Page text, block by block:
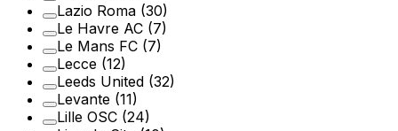
Lazio Roma (30)
Le Havre AC (7)
Le Mans FC (7)
Lecce (12)
Leeds United (32)
Levante (11)
Lille OSC (24)